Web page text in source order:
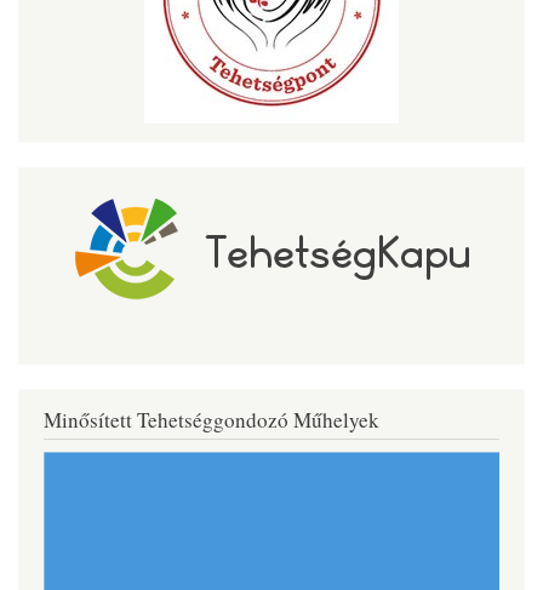
Minősített Tehetséggondozó Műhelyek